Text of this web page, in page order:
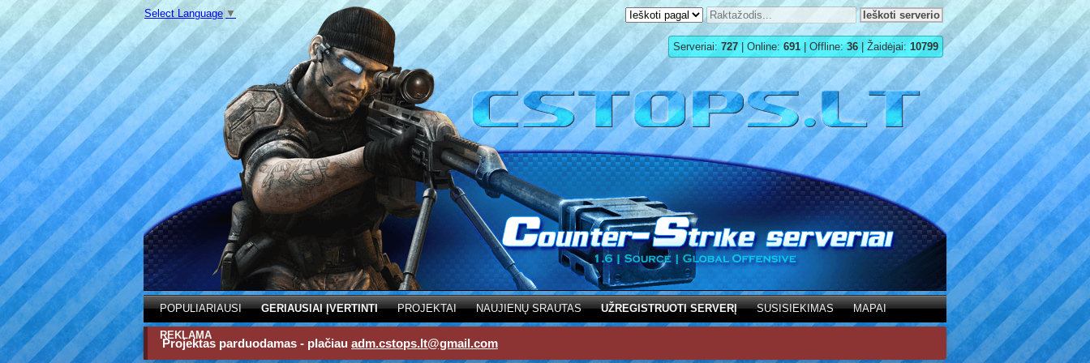
Select Language ▼
Serveriai: 727 | Online: 691 | Offline: 36 | Žaidėjai: 10799
POPULIARIAUSI GERIAUSIAI ĮVERTINTI PROJEKTAI NAUJIENŲ SRAUTAS UŽREGISTRUOTI SERVERĮ SUSISIEKIMAS MAPAI
REKLAMA
Projektas parduodamas - plačiau adm.cstops.lt@gmail.com